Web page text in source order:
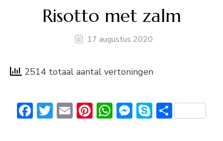
Risotto met zalm
17 augustus 2020
2514 totaal aantal vertoningen
Facebook
Twitter
EmailPinterest
WhatsApp
Messenger
Skype
Delen